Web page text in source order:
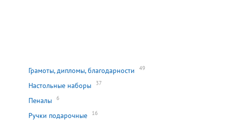
Грамоты, дипломы, благодарности 49
Настольные наборы 37
Пеналы 6
Ручки подарочные 16